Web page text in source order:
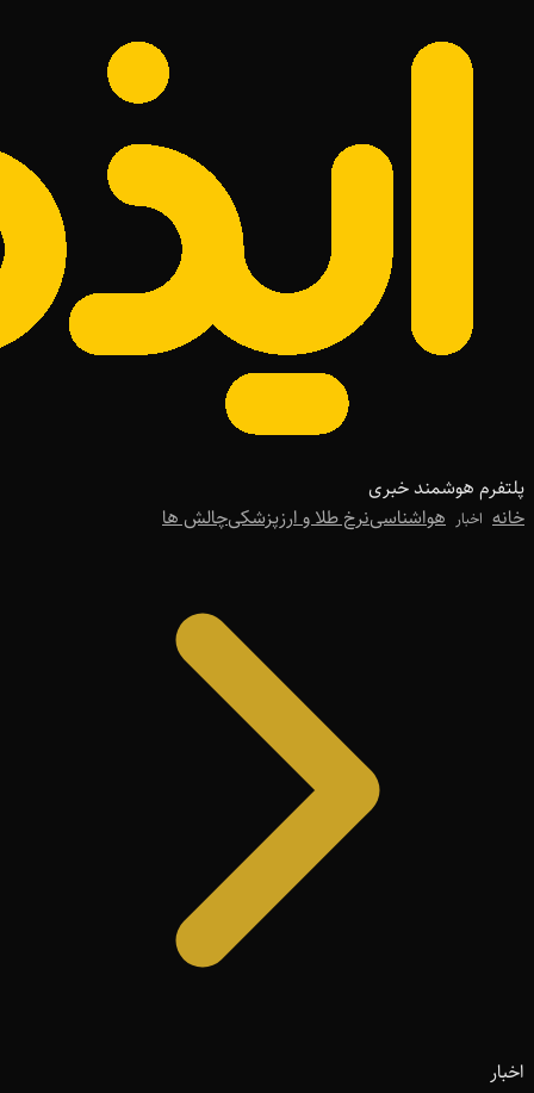
پلتفرم هوشمند خبری
خانه اخبار هواشناسینرخ طلا و ارزپزشکیچالش ها
اخبار